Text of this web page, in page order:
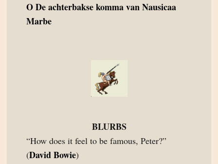
ODe achterbakse komma van Nausicaa
Marbe
BLURBS
“How does it feel to be famous, Peter?”
(David Bowie)